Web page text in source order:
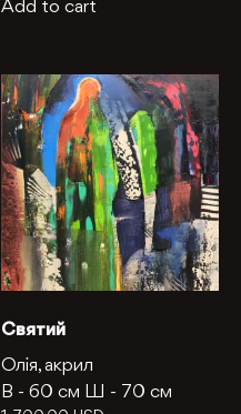
Add to cart
Святий
Олія, акрил
В -60 см Ш - 70 см